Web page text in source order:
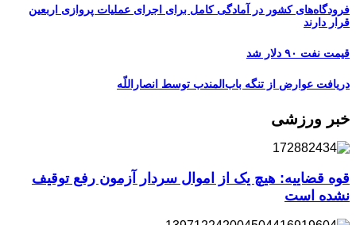
فرودگاه‌های کشور در آمادگی کامل برای اجرای عملیات پروازی اربعین
قرار دارند
قیمت نفت ۹۰ دلار شد
دریافت عوارض از تنگه باب‌المندب توسط انصاراللّه
خبر ورزشی
قوه قضاییه: هیچ یک از اموال سردار آزمون رفع توقیف
نشده است